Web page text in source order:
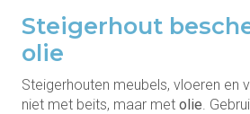
Steigerhout
olie
Steigerhouten meubels, vloeren en
niet met beits, maar met olie .